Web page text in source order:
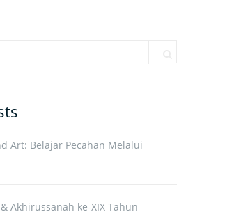
Art: Belajar Pecahan Melalui
Akhirussanah ke-XIX Tahun